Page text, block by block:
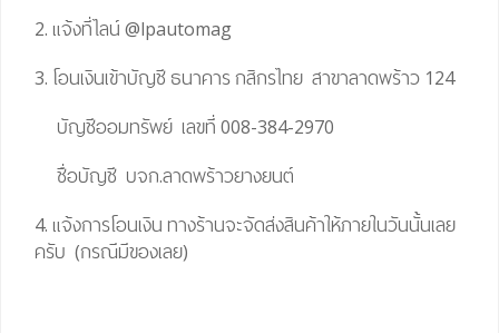
2. แจ้งที่ไลน์ @lpautomag
3. โอนเงินเข้าบัญชี ธนาคาร กสิกรไทย สาขาลาดพร้าว 124
บัญชีออมทรัพย์ เลขที่ 008-384-2970
ชื่อบัญชี บจก.ลาดพร้าวยางยนต์
4. แจ้งการโอนเงิน ทางร้านจะจัดส่งสินค้าให้ภายในวันนั้นเลย
ครับ (กรณีมีของเลย)